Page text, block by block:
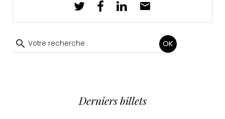
OK
Derniers billets